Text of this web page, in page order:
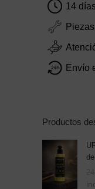
14
Envío
Productos